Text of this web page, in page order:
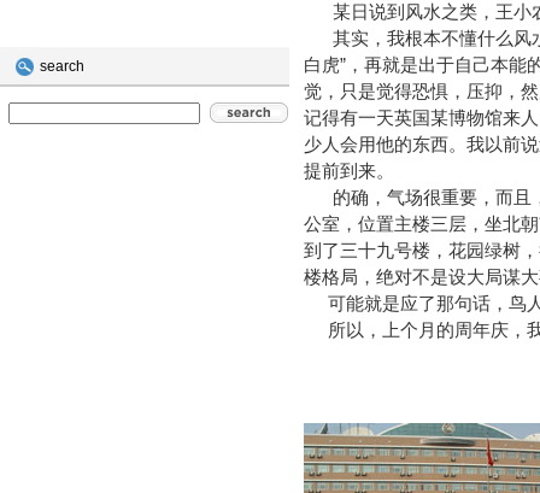
search
某日说到风水之类，王小
其实，我根本不懂什么风
白虎”，再就是出于自己本能
觉，只是觉得恐惧，压抑，
记得有一天英国某博物馆来
少人会用他的东西。我以前
提前到来。
的确，气场很重要，而且
公室，位置主楼三层，坐北
到了三十九号楼，花园绿树
楼格局，绝对不是设大局谋
可能就是应了那句话，鸟
所以，上个月的周年庆，